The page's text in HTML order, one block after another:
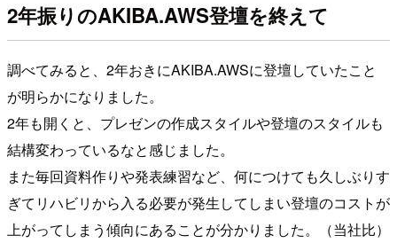
2年振りのAKIBA.AWS登壇を終えて
調べてみると、2年おきにAKIBA.AWSに登壇していたこと
が明らかになりました。
2年も開くと、プレゼンの作成スタイルや登壇のスタイルも
結構変わっているなと感じました。
また毎回資料作りや発表練習など、何につけても久しぶりす
ぎてリハビリから入る必要が発生してしまい登壇のコストが
上がってしまう傾向にあることが分かりました。（当社比）